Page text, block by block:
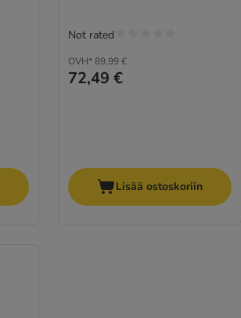
OVH* 89,99 €
72,49 €
Not rated
Lisää ostoskoriin